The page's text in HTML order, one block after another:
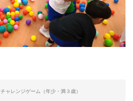
チャレンジゲーム（年少・満３歳）